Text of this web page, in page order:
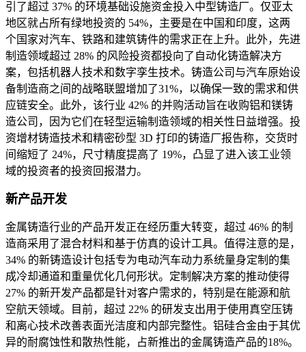
引了超过 37% 的环境基础设施资金投入中型铸造厂。仅亚太
地区就占所有绿地投资的 54%，主要是在中国和印度，这两
个国家对汽车、铁路和建筑铸件的需求正在上升。此外，先进
制造领域超过 28% 的风险投资都投向了自动化铸造解决方
案，包括机器人技术和数字孪生技术。铸造公司与汽车原始设
备制造商之间的战略联盟增加了31%，以确保一致的需求和供
应链安全。此外，该行业 42% 的并购活动旨在收购铝和镁铸
造公司，因为它们在轻型运输制造领域的相关性日益增强。投
资增材铸造技术和精密砂型 3D 打印的铸造厂报告称，交货时
间缩短了 24%，尺寸精度提高了 19%，凸显了进入该工业领
域的投资者的投资回报潜力。
新产品开发
金属铸造行业的产品开发正在经历重大转变，超过 46% 的制
造商采用了混合材料和基于仿真的设计工具。值得注意的是，
34% 的新铸造设计包括专为电动汽车动力系统量身定制的集
成冷却通道和重量优化几何形状。定制解决方案的推动使得
27% 的新开发产品都是针对客户需求的，特别是在能源和航
空航天领域。目前，超过 22% 的研发支出用于使用真空压铸
和离心技术改善表面光洁度和内部完整性。铝硅合金由于其优
异的耐腐蚀性和散热性能，占新推出的金属铸造产品的18%。